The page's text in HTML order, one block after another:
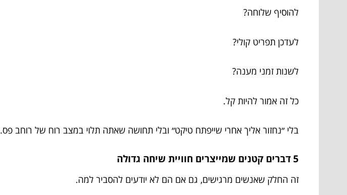
להוסיף שלוחה?
לעדכן תפריט קולי?
לשנות זמני מענה?
כל זה אמור להיות קל.
בלי ״נחזור אליך אחרי שייפתח טיקט״ ובלי תחושה שאתה תלוי במצב רוח של רוחב פס.
5 דברים קטנים שמייצרים חוויית שיחה גדולה
זה החלק שאנשים מרגישים, גם אם הם לא יודעים להסביר למה.